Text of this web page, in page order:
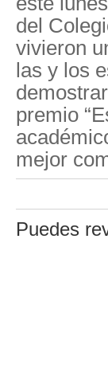
del
vivieron
las y los
premio
mejor
Puedes